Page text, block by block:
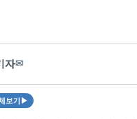
자✉
보기 ▶